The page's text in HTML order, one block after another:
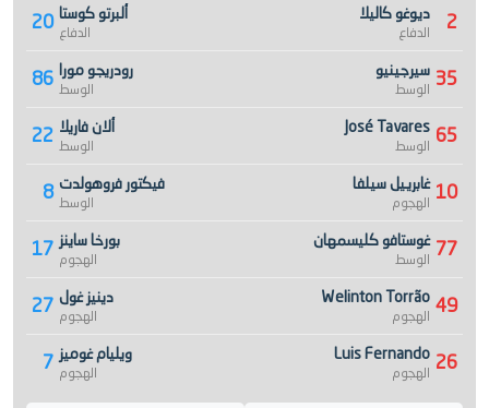
20 ألبرتو كوستا
الدفاع
86 رودريجو مورا
الوسط
22 ألان فاريلا
الوسط
8 فيكتور فروهولدت
الوسط
17 بورخا ساينز
الهجوم
27 دينيز غول
الهجوم
7 ويليام غوميز
الهجوم
2 ديوغو كاليلا
الدفاع
35 سيرجينيو
الوسط
65
José Tavares
الوسط
10 غابرييل سيلفا
الهجوم
77 غوستافو كليسمهان
الوسط
49
Welinton Torrão
الهجوم
26
Luis Fernando
الهجوم